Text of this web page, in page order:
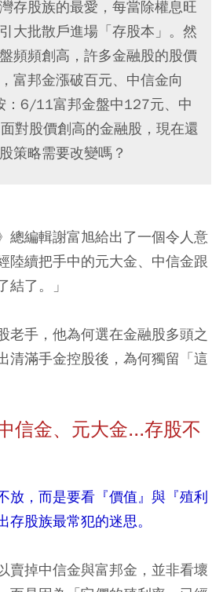
存股族的最愛，每當除權息旺
大批散戶進場「存股本」。然
頻頻創高，許多金融股的股價
富邦金漲破百元、中信金向
：6/11富邦金盤中127元、中
對股價創高的金融股，現在還
策略需要改變嗎？
總編輯謝富旭給出了一個令人意
陸續把手中的元大金、中信金跟
結了。」
老手，他為何選在金融股多頭之
清滿手金控股後，為何獨留「這
信金、元大金...存股不
放，而是要看『價值』與『殖利
存股族最常犯的迷思。
賣掉中信金與富邦金，並非看壞